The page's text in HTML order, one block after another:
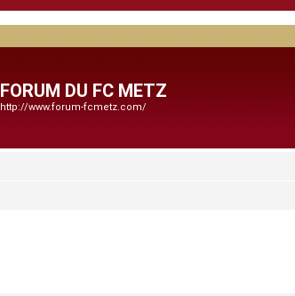
FORUM DU FC METZ
http://www.forum-fcmetz.com/